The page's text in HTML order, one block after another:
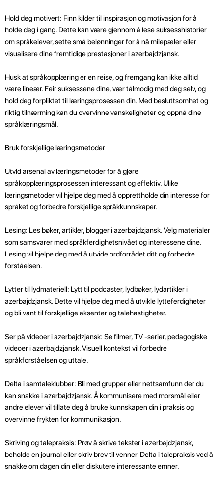
Hold deg motivert: Finn kilder til inspirasjon og motivasjon for å
holde deg i gang. Dette kan være gjennom å lese suksesshistorier
om språkelever, sette små belønninger for å nå milepæler eller
visualisere dine fremtidige prestasjoner i azerbajdzjansk.
Husk at språkopplæring er en reise, og fremgang kan ikke alltid
være lineær. Feir suksessene dine, vær tålmodig med deg selv, og
hold deg forpliktet til læringsprosessen din. Med besluttsomhet og
riktig tilnærming kan du overvinne vanskeligheter og oppnå dine
språklæringsmål.
Bruk forskjellige læringsmetoder
Utvid arsenal av læringsmetoder for å gjøre
språkopplæringsprosessen interessant og effektiv. Ulike
læringsmetoder vil hjelpe deg med å opprettholde din interesse for
språket og forbedre forskjellige språkkunnskaper.
Lesing: Les bøker, artikler, blogger i azerbajdzjansk. Velg materialer
som samsvarer med språkferdighetsnivået og interessene dine.
Lesing vil hjelpe deg med å utvide ordforrådet ditt og forbedre
forståelsen.
Lytter til lydmateriell: Lytt til podcaster, lydbøker, lydartikler i
azerbajdzjansk. Dette vil hjelpe deg med å utvikle lytteferdigheter
og bli vant til forskjellige aksenter og talehastigheter.
Ser på videoer i azerbajdzjansk: Se filmer, TV -serier, pedagogiske
videoer i azerbajdzjansk. Visuell kontekst vil forbedre
språkforståelsen og uttale.
Delta i samtaleklubber: Bli med grupper eller nettsamfunn der du
kan snakke i azerbajdzjansk. Å kommunisere med morsmål eller
andre elever vil tillate deg å bruke kunnskapen din i praksis og
overvinne frykten for kommunikasjon.
Skriving og talepraksis: Prøv å skrive tekster i azerbajdzjansk,
beholde en journal eller skriv brev til venner. Delta i talepraksis ved å
snakke om dagen din eller diskutere interessante emner.